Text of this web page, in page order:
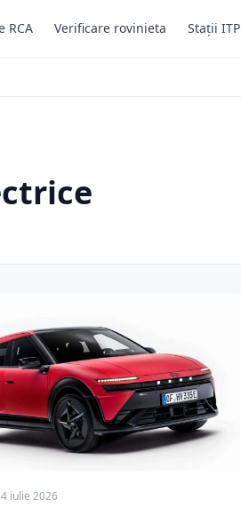
RCA Verificare rovinieta Stații ITP
iulie 2026